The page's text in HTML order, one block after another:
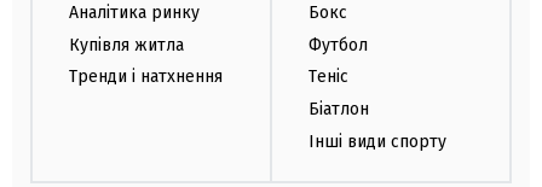
Аналітика ринку
Купівля житла
Тренди і натхнення
Бокс
Футбол
Теніс
Біатлон
Інші види спорту